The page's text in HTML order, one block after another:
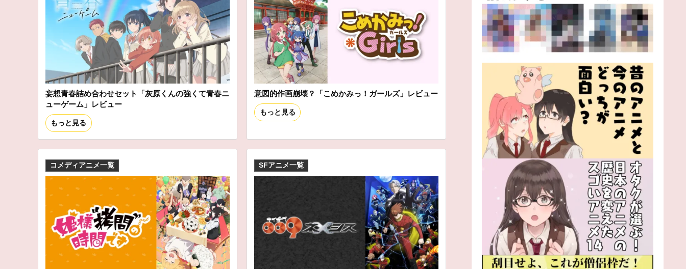
妄想青春詰め合わせセット「灰原くんの強くて青春ニ
ューゲーム」レビュー
もっと見る
意図的作画崩壊？「こめかみっ！ガールズ」レビュー
もっと見る
コメディアニメ一覧 SFアニメ一覧